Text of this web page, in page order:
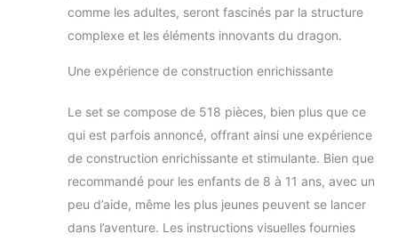
dragon-robot, tout
en tirant depuis ses
canons à ressort
pour garder le
adoreront faire
equipe avec les
ninjas Digi et le
dragon-robot pour
combattre les
puissants Unagami,
Hausner et Richie
comme les adultes, seront fascinés par la structure
complexe et les éléments innovants du dragon.
Une expérience de construction enrichissante
Le set se compose de 518 pièces, bien plus que ce
qui est parfois annoncé, offrant ainsi une expérience
de construction enrichissante et stimulante. Bien que
recommandé pour les enfants de 8 à 11 ans, avec un
peu d’aide, même les plus jeunes peuvent se lancer
dans l’aventure. Les instructions visuelles fournies